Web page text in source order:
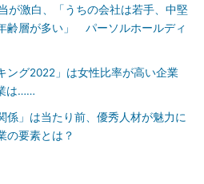
が激白、「うちの会社は若手、中堅
齢層が多い」 パーソルホールディ
ング2022」は女性比率が高い企業
は……
係」は当たり前、優秀人材が魅力に
の要素とは？